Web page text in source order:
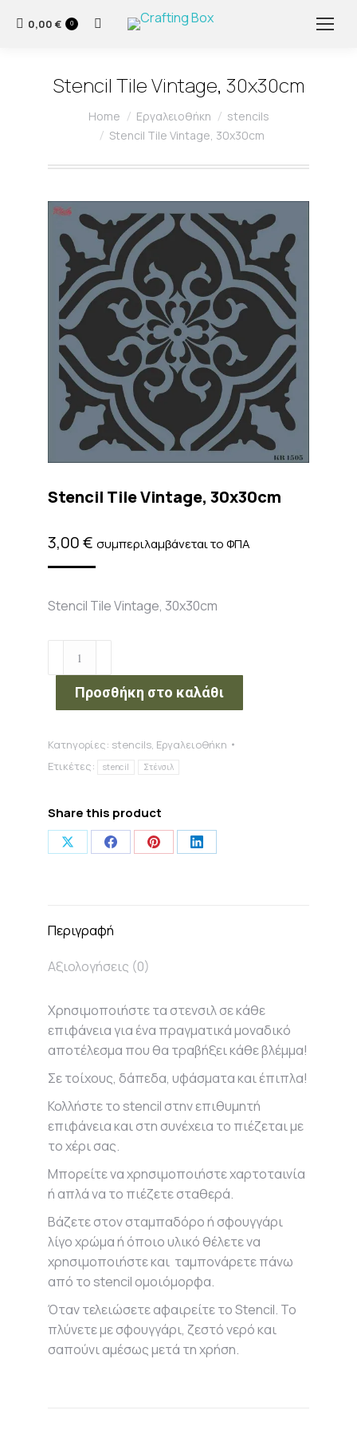
0,00 € 0 Search:
Stencil Tile Vintage, 30x30cm
You are here:
Home Εργαλειοθήκη
stencils
Stencil Tile Vintage, 30x30cm
Stencil Tile Vintage, 30x30cm
3,00€ συμπεριλαμβάνεται το ΦΠΑ
Stencil Tile Vintage, 30x30cm
Vintage,
30x30cm
Προσθήκη στο καλάθι
Κατηγορίες: stencils, Εργαλειοθήκη
Ετικέτες:
stencil Στένσιλ
Share this product
Share Share Share Share
Περιγραφή
Αξιολογήσεις (0)
Χρησιμοποιήστε τα στενσιλ σε κάθε
επιφάνεια για ένα πραγματικά μοναδικό
αποτέλεσμα που θα τραβήξει κάθε βλέμμα!
Σε τοίχους, δάπεδα, υφάσματα και έπιπλα!
Κολλήστε το stencil στην επιθυμητή
επιφάνεια και στη συνέχεια το πιέζεται με
το χέρι σας.
Μπορείτε να χρησιμοποιήστε χαρτοταινία
ή απλά να το πιέζετε σταθερά.
Βάζετε στον σταμπαδόρο ή σφουγγάρι
λίγο χρώμα ή όποιο υλικό θέλετε να
χρησιμοποιήστε και ταμπονάρετε πάνω
από το stencil ομοιόμορφα.
Όταν τελειώσετε αφαιρείτε το Stencil. Το
πλύνετε με σφουγγάρι, ζεστό νερό και
σαπούνι αμέσως μετά τη χρήση.